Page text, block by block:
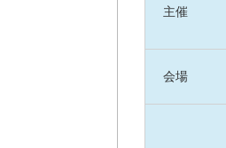
主催
会場